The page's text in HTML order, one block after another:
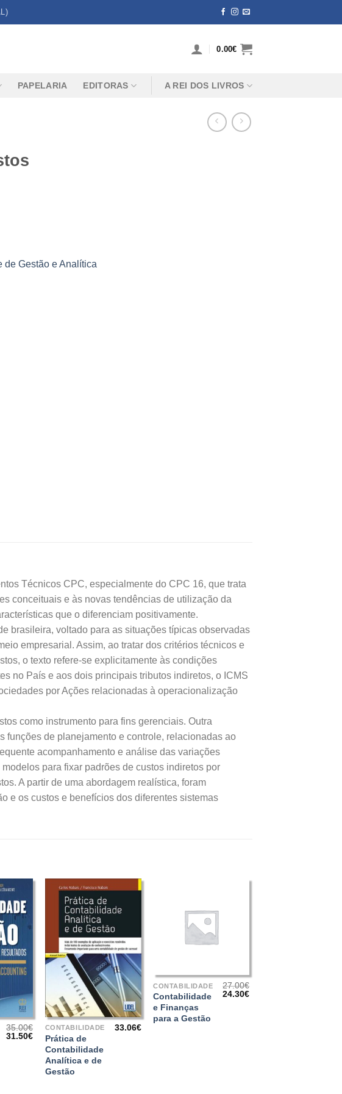
0.00€
PAPELARIA EDITORAS A REI DOS LIVROS
de Gestão e Analítica
Técnicos CPC, especialmente do CPC 16, que trata
conceituais e às novas tendências de utilização da
que o diferenciam positivamente.
brasileira, voltado para as situações típicas observadas
empresarial. Assim, ao tratar dos critérios técnicos e
o texto refere-se explicitamente às condições
no País e aos dois principais tributos indiretos, o ICMS
por Ações relacionadas à operacionalização
como instrumento para fins gerenciais. Outra
funções de planejamento e controle, relacionadas ao
acompanhamento e análise das variações
para fixar padrões de custos indiretos por
A partir de uma abordagem realística, foram
e os custos e benefícios dos diferentes sistemas
35.00€
O
31.50€O
preço
atual
31.50€.
+
CONTABILIDADE
Prática de
Contabilidade
Analítica e de
Gestão
33.06€
CONTABILIDADE
Contabilidade
e Finanças
para a Gestão
27.00€
O
24.30€O